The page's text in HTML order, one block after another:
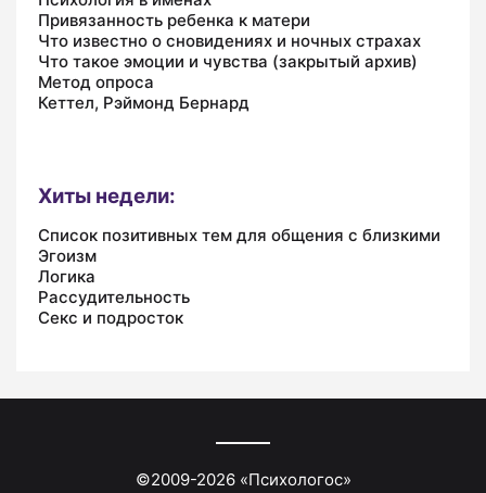
Привязанность ребенка к матери
Что известно о сновидениях и ночных страхах
Что такое эмоции и чувства (закрытый архив)
Метод опроса
Кеттел, Рэймонд Бернард
Хиты недели:
Список позитивных тем для общения с близкими
Эгоизм
Логика
Рассудительность
Секс и подросток
©2009-2026«Психологос»